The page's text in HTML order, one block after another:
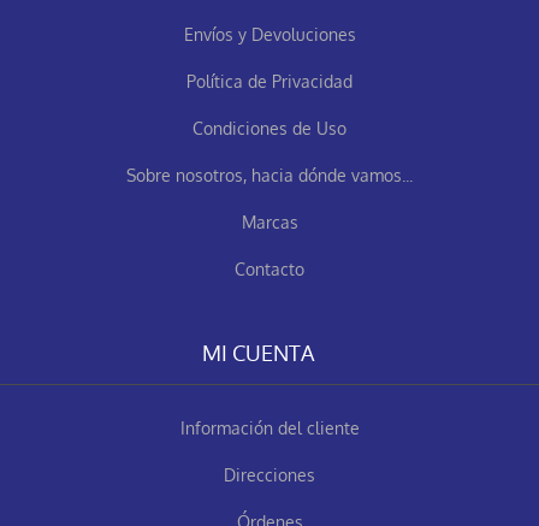
Envíos y Devoluciones
Política de Privacidad
Condiciones de Uso
Sobre nosotros, hacia dónde vamos...
Marcas
Contacto
MI CUENTA
Información del cliente
Direcciones
Órdenes